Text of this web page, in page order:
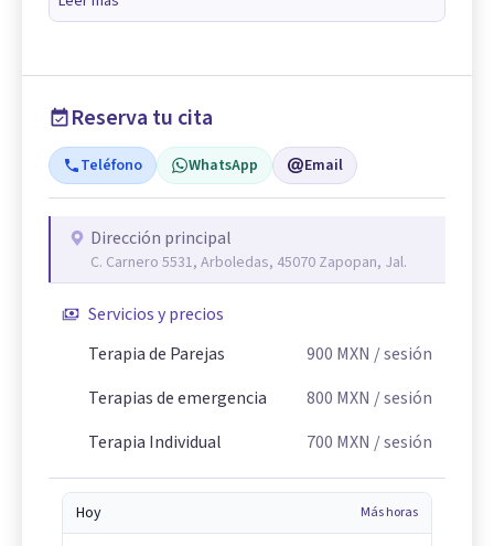
Reserva tu cita
Teléfono WhatsApp Email
Dirección principal
C. Carnero 5531, Arboledas, 45070 Zapopan, Jal.
Servicios y precios
Terapia de Parejas
900 MXN / sesión
Terapias de emergencia
800 MXN / sesión
Terapia Individual
700 MXN / sesión
Hoy Más horas